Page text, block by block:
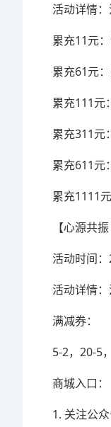
活动详情
累充11元
累充61元
累充111元
累充311元
累充611元
累充1111
【心源共
活动时间
活动详情
满减券：
5-2，20-5
商城入口：
1. 关注公